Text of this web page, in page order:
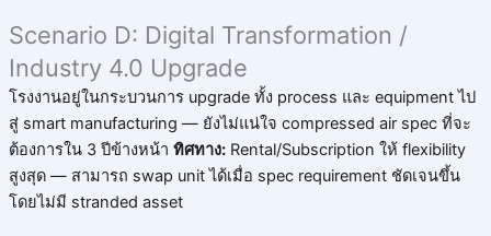
Scenario D: Digital Transformation /
Industry 4.0 Upgrade
โรงงานอยู่ในกระบวนการ upgrade ทั้ง process และ equipment ไป
สู่ smart manufacturing — ยังไม่แน่ใจ compressed air spec ที่จะ
ต้องการใน 3 ปีข้างหน้า ทิศทาง:Rental/Subscription ให้ flexibility
สูงสุด — สามารถ swap unit ได้เมื่อ spec requirement ชัดเจนขึ้น
โดยไม่มี stranded asset